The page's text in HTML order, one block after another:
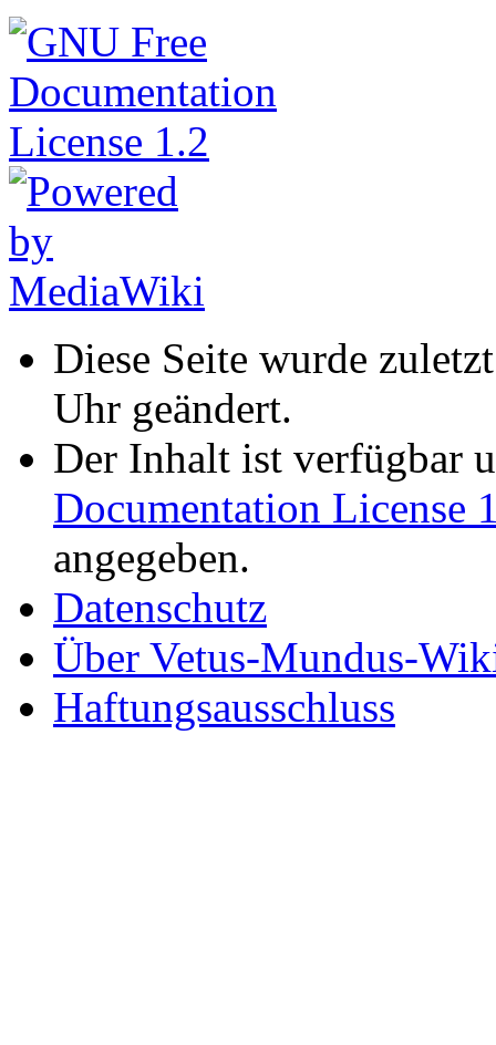
Diese Seite wurde
Uhr geändert.
Der Inhalt ist verfügbar
Documentation License
angegeben.
Datenschutz
Über Vetus-Mundus-
Haftungsausschluss